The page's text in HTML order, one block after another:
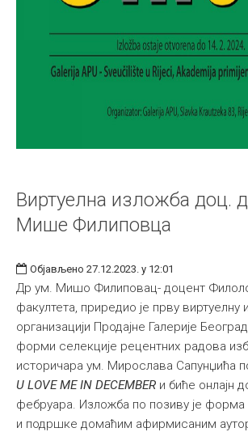
Виртуелна изложба доц.
Мише Филиповца
Објављено 27.12.2023. у 12:01
Др ум. Мишо Филиповац- доцент
факултета, приредио је прву виртуелну
организацији Продајне Галерије
форми селекције рецентних радова
историчара ум. Мирослава Сапунџића
U LOVE ME IN DECEMBER и биће онлајн
фебруара. Изложба по позиву је
и подршке домаћим афирмисаним